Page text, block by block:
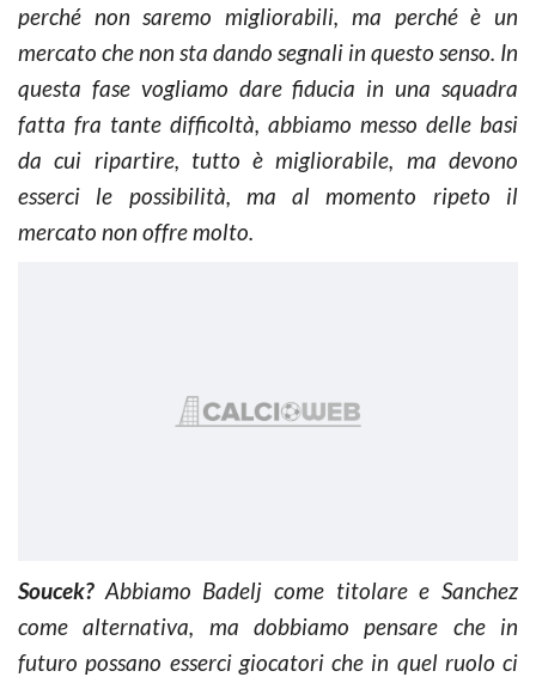
perché non saremo migliorabili, ma perché è un
mercato che non sta dando segnali in questo senso. In
questa fase vogliamo dare fiducia in una squadra
fatta fra tante difficoltà, abbiamo messo delle basi
da cui ripartire, tutto è migliorabile, ma devono
esserci le possibilità, ma al momento ripeto il
mercato non offre molto.
Soucek?Abbiamo Badelj come titolare e Sanchez
come alternativa, ma dobbiamo pensare che in
futuro possano esserci giocatori che in quel ruolo ci